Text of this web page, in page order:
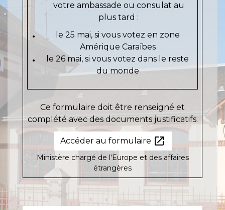
votre ambassade ou consulat au
plus tard :
le 25 mai, si vous votez en zone
Amérique Caraïbes
le 26 mai, si vous votez dans le reste
du monde
Ce formulaire doit être renseigné et
complété avec des documents justificatifs.
Accéder au formulaire open_in_new
Ministère chargé de l'Europe et des affaires
étrangères